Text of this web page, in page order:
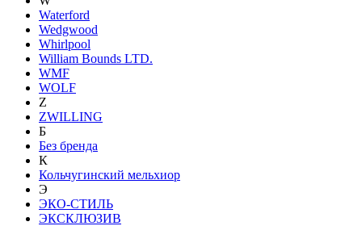
Waterford
Wedgwood
Whirlpool
William Bounds LTD.
WMF
WOLF
Z
ZWILLING
Б
Без бренда
К
Кольчугинский мельхиор
Э
ЭКО-СТИЛЬ
ЭКСКЛЮЗИВ